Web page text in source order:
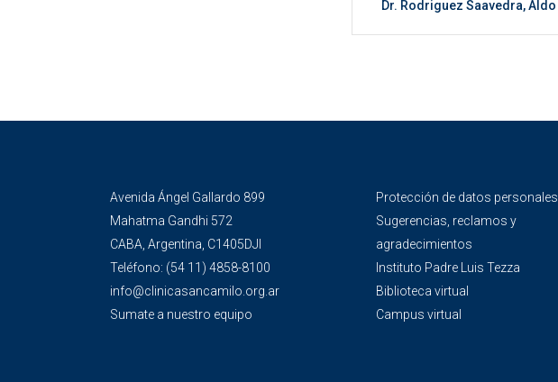
Dr. Rodriguez Saavedra, Aldo
Avenida Ángel Gallardo 899
Mahatma Gandhi 572
CABA, Argentina, C1405DJI
Teléfono: (54 11) 4858-8100
info@clinicasancamilo.org.ar
Sumate a nuestro equipo
Protección de datos personales
Sugerencias, reclamos y
agradecimientos
Instituto Padre Luis Tezza
Biblioteca virtual
Campus virtual